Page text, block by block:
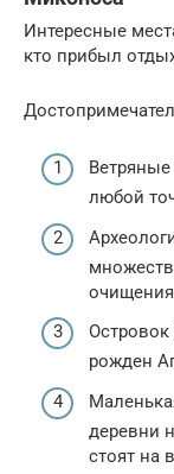
Интересные
кто прибыл
любой
рожден
деревни
стоят на